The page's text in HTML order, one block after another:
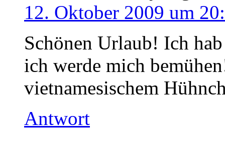
12. Oktober 2009 um
Schönen Urlaub! Ich
ich werde mich
vietnamesischem
Antwort